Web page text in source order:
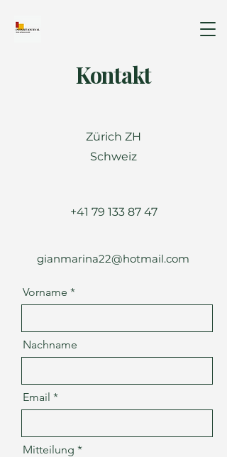
Kontakt
Zürich ZH
Schweiz
+41 79 133 87 47
gianmarina22@hotmail.com
Vorname
Nachname
Email
Mitteilung